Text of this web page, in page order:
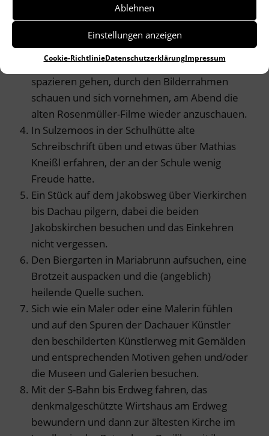
Ablehnen
Einstellungen anzeigen
Cookie-RichtlinieDatenschutzerklärungImpressum
durch den Finsteren Gang und dann rund ums
Kloster schlendern.
In Tandern auf dem „Beste Gegend Pfad“
spazieren gehen, durch den Bilderrahmen
schauen und sich vornehmen, am Abend die
alten Rosenmüller-Filme wieder anzuschauen.
In Sulzemoos in der Schulhütte alte
Schreibschrift üben und etwas über Mathias
Kneißl erfahren, der an der Schule wenig
Freude hatte.
Ein Stück auf dem Jakobsweg über Vierkirchen
bis Dachau pilgern, dabei die beiden
Jakobskirchen besuchen und das Einkehren
nicht vergessen.
Den Biergarten in Mariabrunn aufsuchen, eine
Brotzeit auspacken und die (angeblich)
heilende Quelle suchen.
Sich wie ein Maler oder eine Malerin fühlen
und auf den Spuren der Dachauer Künstler
den beschilderten Künstlerweg mit Gemälden
und entsprechenden Motiven gehen und/oder
die Museen und Galerien besuchen.
Mit der S-Bahn bis Erdweg fahren, das
denkmalgeschützte Wirtshaus am Erdweg
bewundern und dann zur ältesten Kirche im